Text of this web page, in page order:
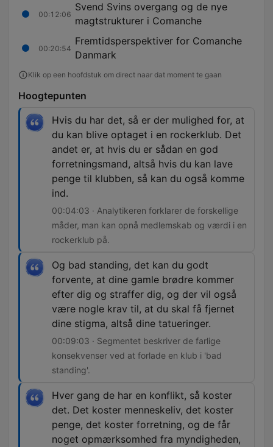
00:12:06
Svend Svins overgang og de nye
magtstrukturer i Comanche
00:20:54
Fremtidsperspektiver for Comanche
Danmark
Klik op een hoofdstuk om direct naar dat moment te gaan
Hoogtepunten
Hvis du har det, så er der mulighed for, at
du kan blive optaget i en rockerklub. Det
andet er, at hvis du er sådan en god
forretningsmand, altså hvis du kan lave
penge til klubben, så kan du også komme
ind.
00:04:03 · Analytikeren forklarer de forskellige
måder, man kan opnå medlemskab og værdi i en
rockerklub på.
Og bad standing, det kan du godt
forvente, at dine gamle brødre kommer
efter dig og straffer dig, og der vil også
være nogle krav til, at du skal få fjernet
dine stigma, altså dine tatueringer.
00:09:03 · Segmentet beskriver de farlige
konsekvenser ved at forlade en klub i 'bad
standing'.
Hver gang de har en konflikt, så koster
det. Det koster menneskeliv, det koster
penge, det koster forretning, og de får
noget opmærksomhed fra myndigheden,